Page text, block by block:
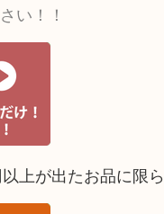
い！！
上が出たお品に限